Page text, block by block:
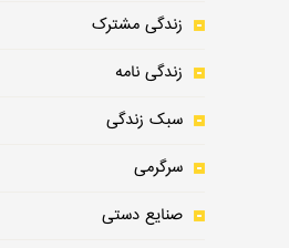
زندگی مشترک
زندگی نامه
سبک زندگی
سرگرمی
صنایع دستی